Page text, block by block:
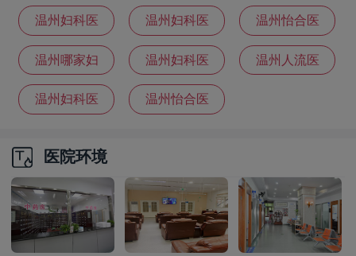
温州妇科医
院排名
温州妇科医
院哪家好
温州怡合医
院
温州哪家妇
科医院好
温州妇科医
院怎么选
温州人流医
温州妇科医
靠谱
温州怡合医
医院环境